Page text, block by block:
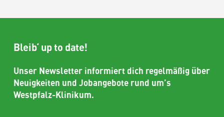
Bleib‘ up to date!
Unser Newsletter informiert dich regelmäßig über
Neuigkeiten und Jobangebote rund um’s
Westpfalz-Klinikum.